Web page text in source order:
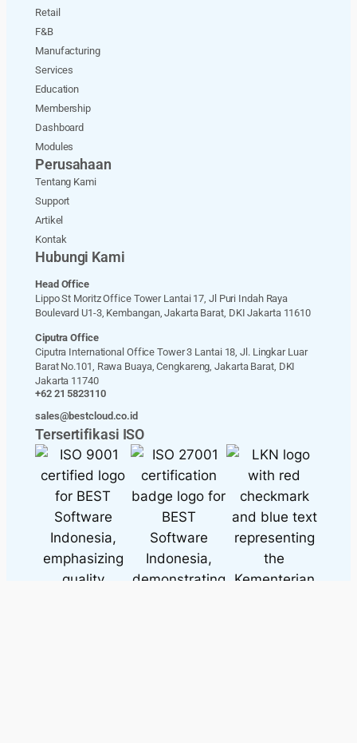
Retail
F&B
Manufacturing
Services
Education
Membership
Dashboard
Modules
Perusahaan
Tentang Kami
Support
Artikel
Kontak
Hubungi Kami
Head Office
Lippo St Moritz Office Tower Lantai 17, Jl Puri Indah Raya
Boulevard U1-3, Kembangan, Jakarta Barat, DKI Jakarta 11610
Ciputra Office
Ciputra International Office Tower 3 Lantai 18, Jl. Lingkar Luar
Barat No.101, Rawa Buaya, Cengkareng, Jakarta Barat, DKI
Jakarta 11740
+62 21 5823110
sales@bestcloud.co.id
Tersertifikasi ISO